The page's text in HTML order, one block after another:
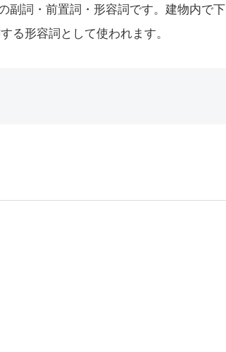
副詞・前置詞・形容詞です。建物内で下
る形容詞として使われます。